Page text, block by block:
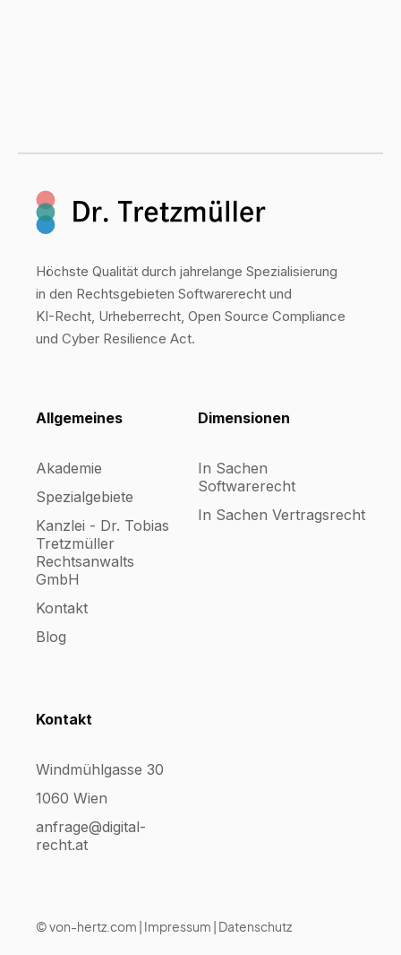
Höchste Qualität durch jahrelange Spezialisierung
in den Rechtsgebieten Softwarerecht und
KI-Recht, Urheberrecht, Open Source Compliance
und Cyber Resilience Act.
Allgemeines
Akademie
Spezialgebiete
Kanzlei - Dr. Tobias
Tretzmüller
Rechtsanwalts
GmbH
Kontakt
Blog
Dimensionen
In Sachen
Softwarerecht
In Sachen Vertragsrecht
Kontakt
Windmühlgasse 30
1060 Wien
anfrage@digital-
recht.at
©von-hertz.com | Impressum | Datenschutz